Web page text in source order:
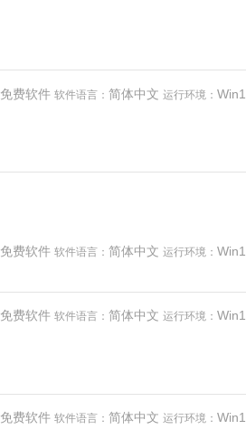
免费软件软件语言：简体中文运行环境：
免费软件软件语言：简体中文运行环境：
免费软件软件语言：简体中文运行环境：
免费软件软件语言：简体中文运行环境：